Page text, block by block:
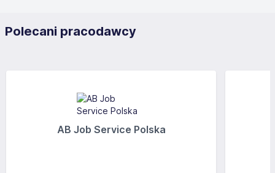
Polecani pracodawcy
AB Job Service Polska